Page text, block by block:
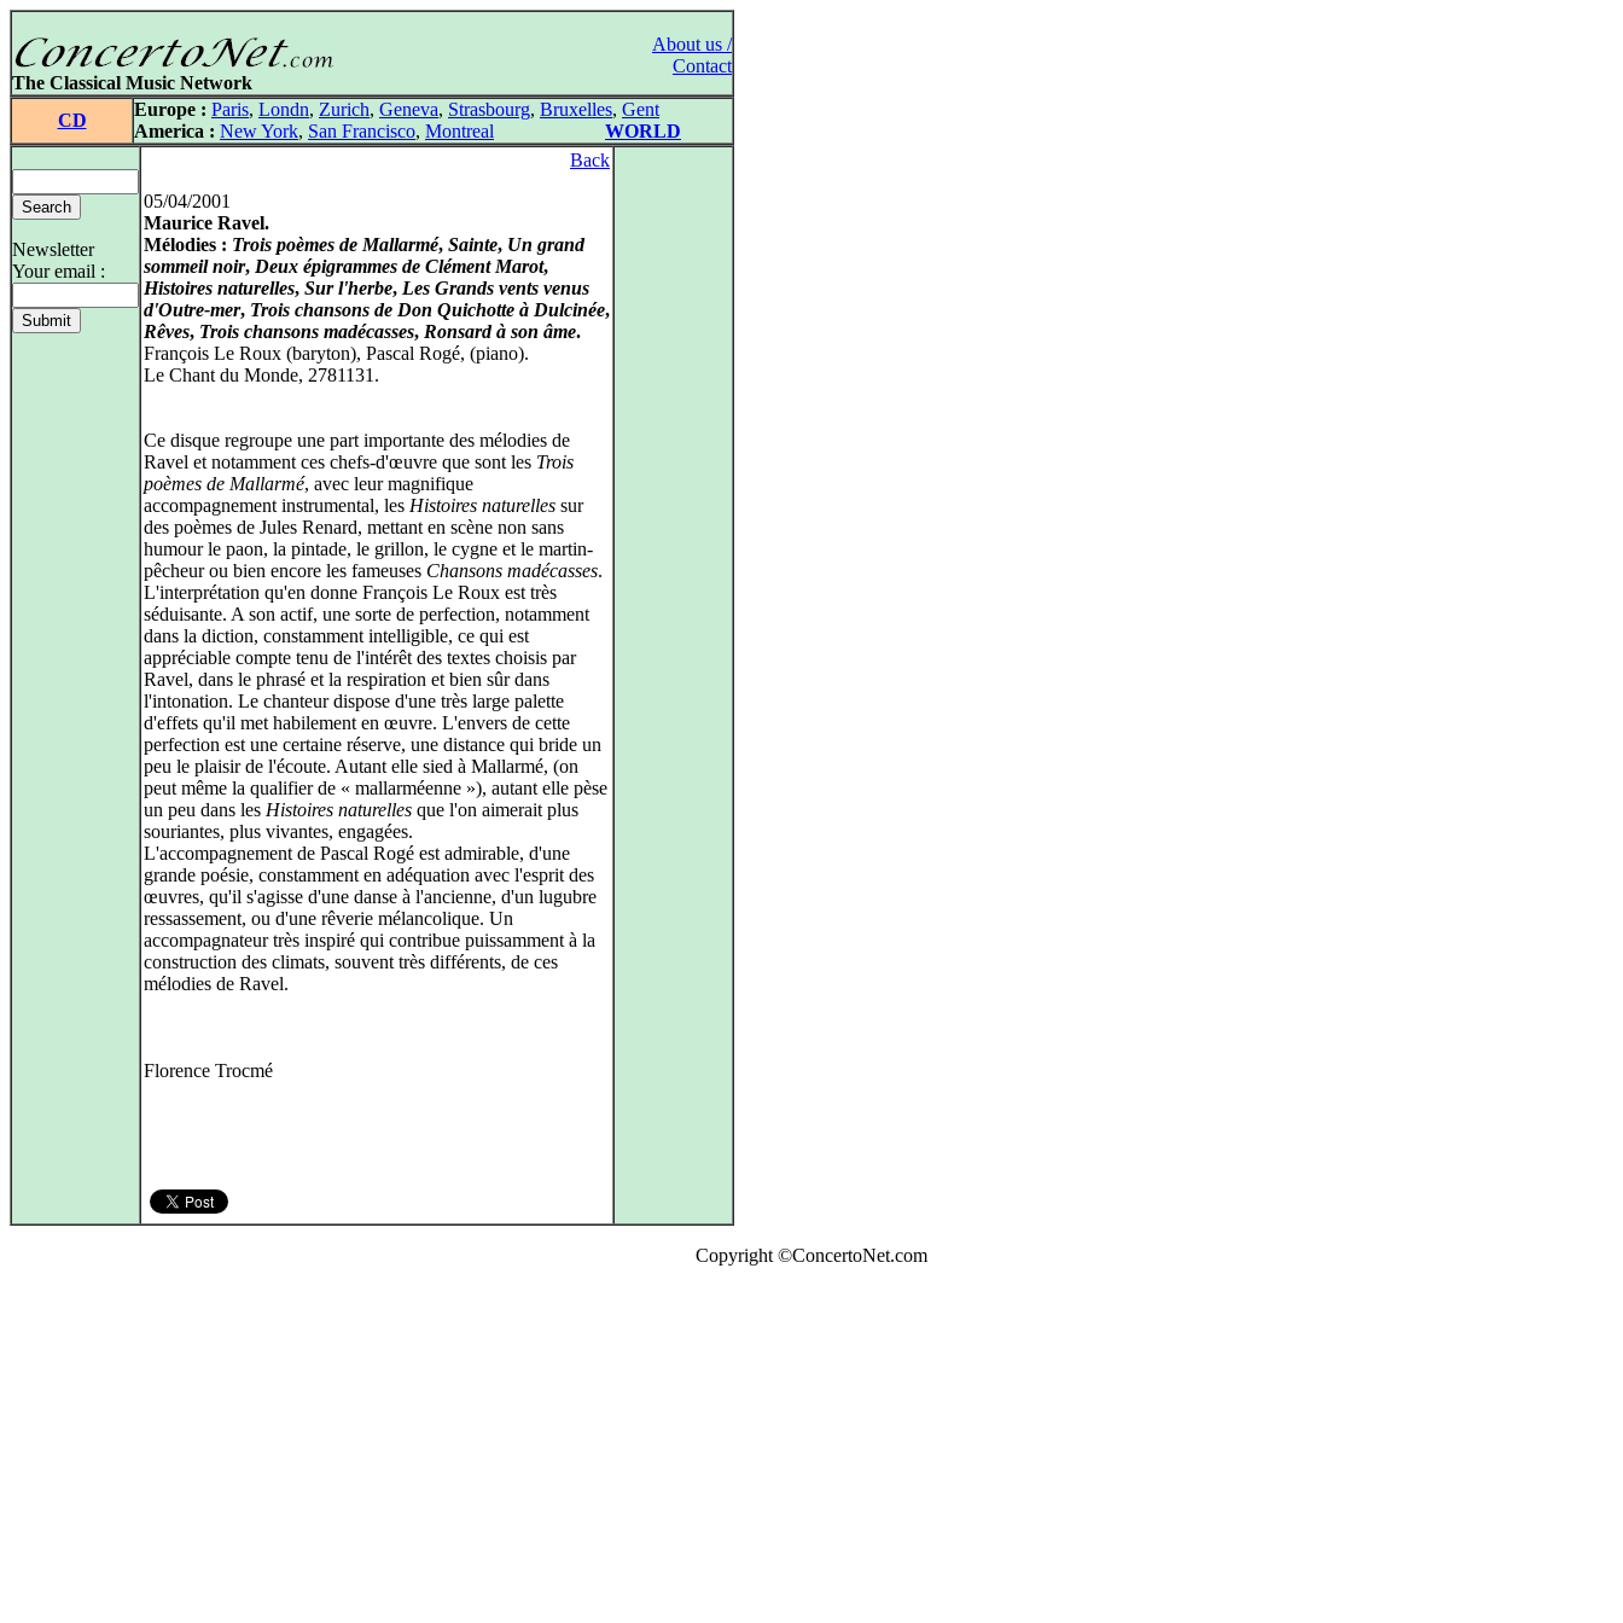
About us /
Contact
The Classical Music Network
CD
Europe : Paris, Londn, Zurich, Geneva, Strasbourg, Bruxelles, Gent
America : New York, San Francisco, Montreal WORLD
Newsletter
Your email :
Back
05/04/2001
Maurice Ravel.
Mélodies : Trois poèmes de Mallarmé, Sainte, Un grand
sommeil noir, Deux épigrammes de Clément Marot,
Histoires naturelles, Sur l'herbe, Les Grands vents venus
d'Outre-mer, Trois chansons de Don Quichotte à Dulcinée,
Rêves, Trois chansons madécasses, Ronsard à son âme.
François Le Roux (baryton), Pascal Rogé, (piano).
Le Chant du Monde, 2781131.
Ce disque regroupe une part importante des mélodies de
Ravel et notamment ces chefs-d'œuvre que sont les Trois
poèmes de Mallarmé, avec leur magnifique
accompagnement instrumental, les Histoires naturelles sur
des poèmes de Jules Renard, mettant en scène non sans
humour le paon, la pintade, le grillon, le cygne et le martin-
pêcheur ou bien encore les fameuses Chansons madécasses.
L'interprétation qu'en donne François Le Roux est très
séduisante. A son actif, une sorte de perfection, notamment
dans la diction, constamment intelligible, ce qui est
appréciable compte tenu de l'intérêt des textes choisis par
Ravel, dans le phrasé et la respiration et bien sûr dans
l'intonation. Le chanteur dispose d'une très large palette
d'effets qu'il met habilement en œuvre. L'envers de cette
perfection est une certaine réserve, une distance qui bride un
peu le plaisir de l'écoute. Autant elle sied à Mallarmé, (on
peut même la qualifier de « mallarméenne »), autant elle pèse
un peu dans les Histoires naturelles que l'on aimerait plus
souriantes, plus vivantes, engagées.
L'accompagnement de Pascal Rogé est admirable, d'une
grande poésie, constamment en adéquation avec l'esprit des
œuvres, qu'il s'agisse d'une danse à l'ancienne, d'un lugubre
ressassement, ou d'une rêverie mélancolique. Un
accompagnateur très inspiré qui contribue puissamment à la
construction des climats, souvent très différents, de ces
mélodies de Ravel.
Florence Trocmé
Copyright ©ConcertoNet.com